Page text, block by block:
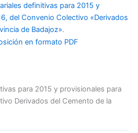
definitivas para 2015 y
del Convenio Colectivo «Derivados
de Badajoz».
para 2015 y provisionales para
Derivados del Cemento de la